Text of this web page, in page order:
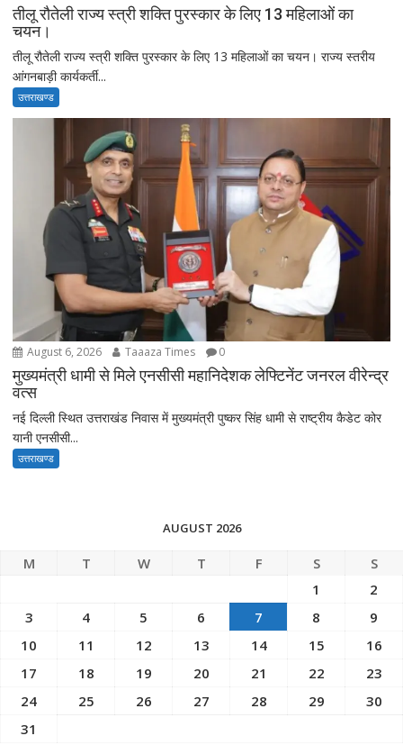
तीलू रौतेली राज्य स्त्री शक्ति पुरस्कार के लिए 13 महिलाओं का
चयन।
तीलू रौतेली राज्य स्त्री शक्ति पुरस्कार के लिए 13 महिलाओं का चयन। राज्य स्तरीय
आंगनबाड़ी कार्यकर्ती...
उत्तराखण्ड
August 6, 2026 Taaaza Times 0
मुख्यमंत्री धामी से मिले एनसीसी महानिदेशक लेफ्टिनेंट जनरल वीरेन्द्र
वत्स
नई दिल्ली स्थित उत्तराखंड निवास में मुख्यमंत्री पुष्कर सिंह धामी से राष्ट्रीय कैडेट कोर
यानी एनसीसी...
उत्तराखण्ड
AUGUST 2026
M T W T F S
S
1
2
3
4 5 6 7 8
9
10
11 12 13 14 15
16
17
18 19 20 21 22
23
24
25 26 27 28 29
30
31